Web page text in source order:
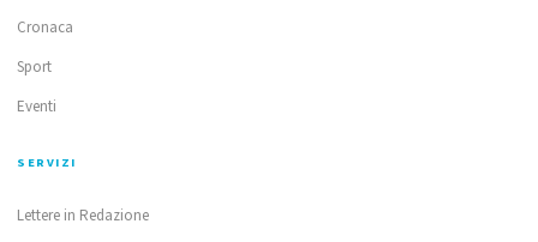
Cronaca
Sport
Eventi
SERVIZI
Lettere in Redazione